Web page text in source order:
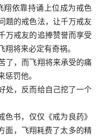
翔依靠持诵上位成为戒色
题的戒色法，让千万戒友
万戒友的追捧赞誉而享受
将来必定有奇祸。
了，而飞翔将来承受的痛
罚他。
处，反而给自己挖了一个
书，仅仅《戒为良药》
面，飞翔耗费了太多的精